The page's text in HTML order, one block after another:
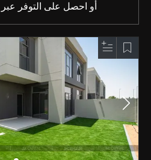
أو احصل على التوفر عبر